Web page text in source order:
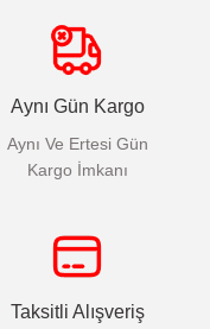
Aynı Gün Kargo
Aynı Ve Ertesi Gün
Kargo İmkanı
Taksitli Alışveriş